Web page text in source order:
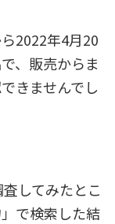
2022年4月20
、販売からま
きませんでし
してみたとこ
で検索した結